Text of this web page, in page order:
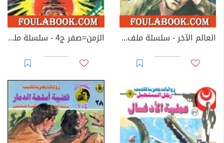
العالم الآخر - سلسلة ملف المستقبل الزمن=صفر ج4 - سلسلة ملف المستقبل